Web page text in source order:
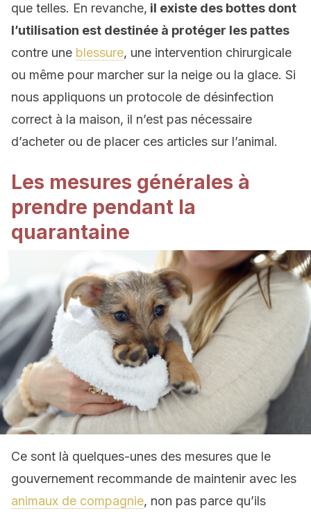
que telles. En revanche, il existe des bottes dont
l’utilisation est destinée à protéger les pattes
contre une blessure, une intervention chirurgicale
ou même pour marcher sur la neige ou la glace. Si
nous appliquons un protocole de désinfection
correct à la maison, il n’est pas nécessaire
d’acheter ou de placer ces articles sur l’animal.
Les mesures générales à
prendre pendant la
quarantaine
Ce sont là quelques-unes des mesures que le
gouvernement recommande de maintenir avec les
animaux de compagnie, non pas parce qu’ils